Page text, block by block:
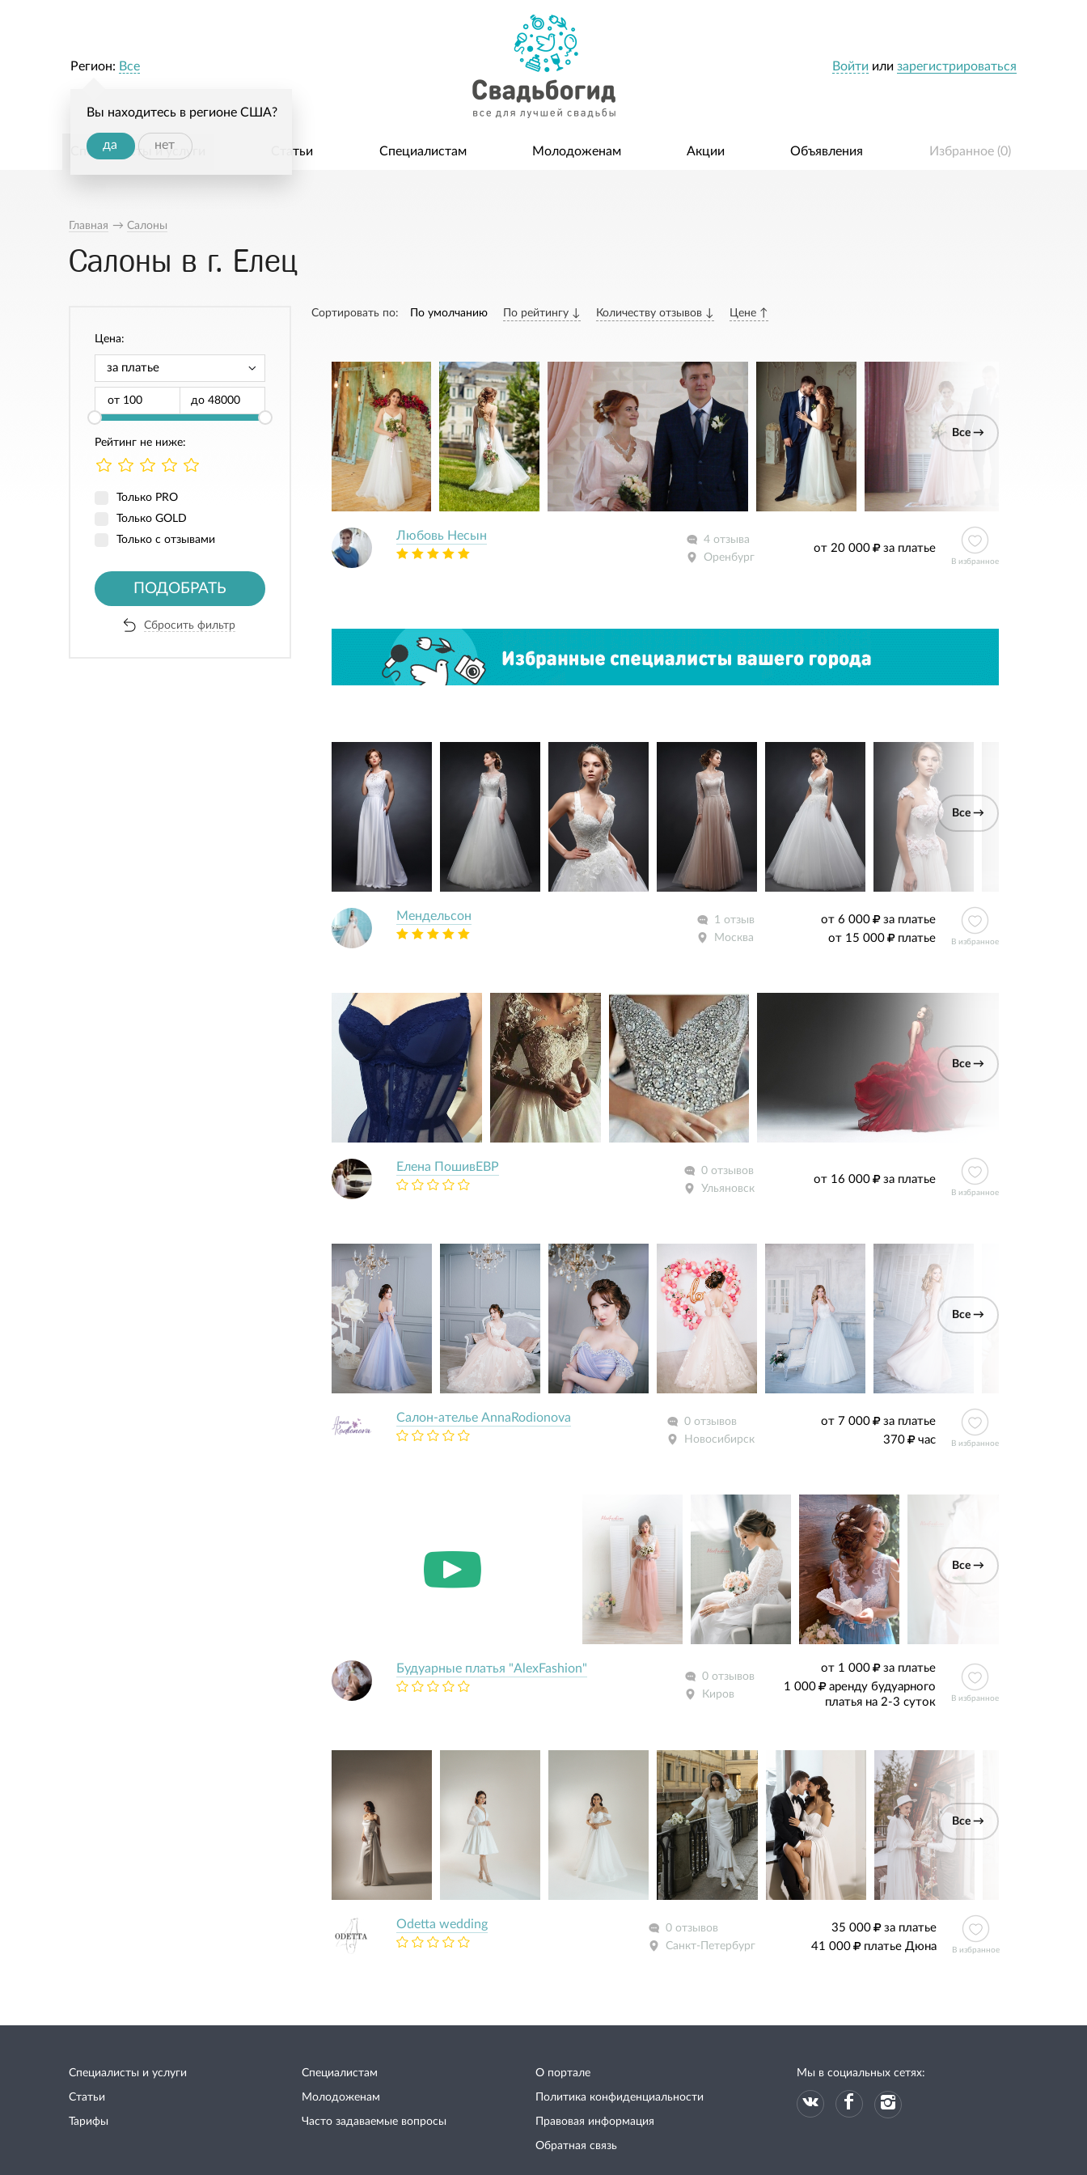
Войти или зарегистрироваться
Регион: Все
Вы находитесь в регионе США?
да нет
Специалисты и услуги Статьи Специалистам Молодоженам Акции Объявления Избранное (0)
Главная → Салоны
Салоны в г. Елец
Цена:
от до
Рейтинг не ниже:
Только PRO
Только GOLD
Только с отзывами
ПОДОБРАТЬ
Сбросить фильтр
Сортировать по: По умолчанию По рейтингу ↓ Количеству отзывов ↓ Цене ↑
Все →
Любовь Несын
4 отзыва
Оренбург
от 20 000 за платье
В избранное
Все →
Мендельсон
1 отзыв
Москва
от 6 000
за платье
от 15 000
платье В избранное
Все →
Елeна ПошивЕВР
0 отзывов
Ульяновск
от 16 000 за платье
В избранное
Все →
Салон-ателье AnnaRodionova
0 отзывов
Новосибирск
от 7 000
за платье
370
час В избранное
Все →
Будуарные платья "AlexFashion"
0 отзывов
Киров
от 1 000
за платье
1 000
аренду будуарного
платья на 2-3 суток
В избранное
Все →
Odetta wedding
0 отзывов
Санкт-Петербург
35 000
за платье
41 000
платье Дюна В избранное
Специалисты и услуги
Статьи
Тарифы
Специалистам
Молодоженам
Часто задаваемые вопросы
О портале
Политика конфиденциальности
Правовая информация
Обратная связь
Мы в социальных сетях: